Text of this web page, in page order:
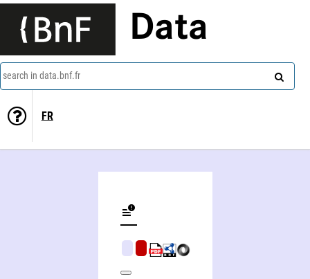
Data
search in data.bnf.fr
FR